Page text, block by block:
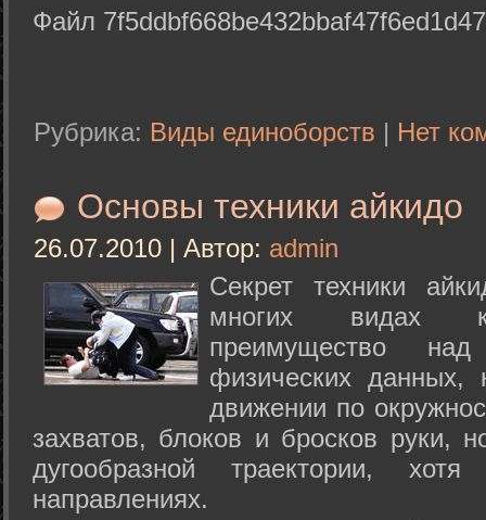
Файл
Рубрика: Виды единоборств | Нет
Основы техники айкидо
26.07.2010 | Автор: admin
Секрет техники
многих видах
преимущество
физических данных,
движении по
захватов, блоков и бросков руки,
дугообразной траектории,
направлениях.